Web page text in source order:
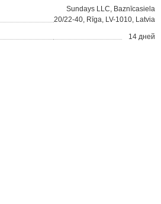
Sundays LLC, Baznīcasiela
20/22-40, Rīga, LV-1010, Latvia
14 дней